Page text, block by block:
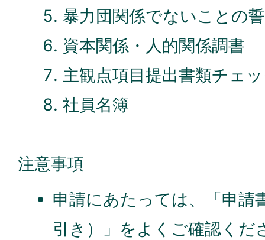
暴力団関係でないことの
資本関係・人的関係調書
主観点項目提出書類チェ
社員名簿
注意事項
申請にあたっては、「申請
引き）」をよくご確認くだ